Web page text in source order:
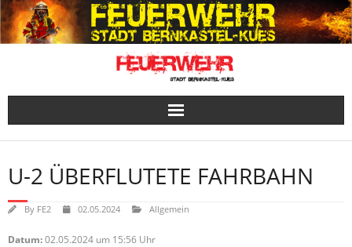
Skip
to
content
U-2 ÜBERFLUTETE FAHRBAHN
By FE2 02.05.2024 Allgemein
Datum:02.05.2024 um 15:56 Uhr